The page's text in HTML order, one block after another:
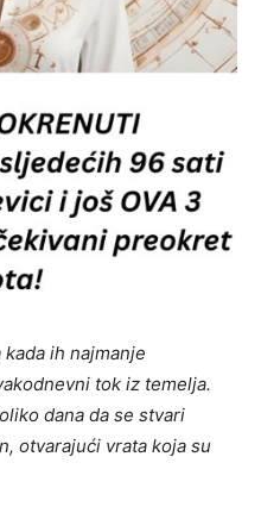
ih najmanje
tok iz temelja.
dana da se stvari
otvarajući vrata koja su